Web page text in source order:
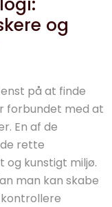
og
på at finde
forbundet med at
En af de
rette
kunstigt miljø.
man kan skabe